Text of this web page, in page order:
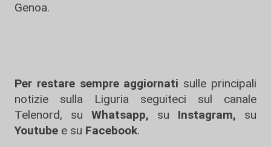
Genoa.
Per restare sempre aggiornati sulle principali
notizie sulla Liguria seguiteci sul canale
Telenord, su
Whatsapp, su Instagram, su
Youtube e su Facebook.